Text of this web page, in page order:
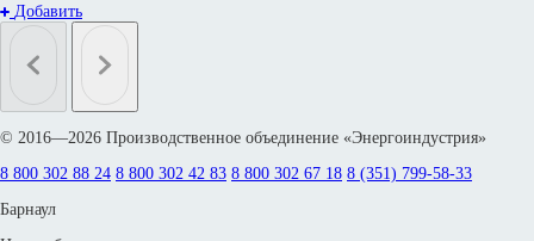
Добавить
© 2016—2026 Производственное объединение «Энергоиндустрия»
8 800 302 88 24 8 800 302 42 83 8 800 302 67 18 8 (351) 799-58-33
Барнаул